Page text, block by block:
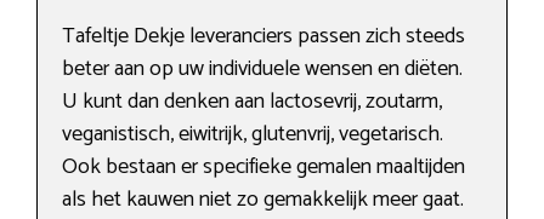
Tafeltje Dekje leveranciers passen zich steeds
beter aan op uw individuele wensen en diëten.
U kunt dan denken aan lactosevrij, zoutarm,
veganistisch, eiwitrijk, glutenvrij, vegetarisch.
Ook bestaan er specifieke gemalen maaltijden
als het kauwen niet zo gemakkelijk meer gaat.